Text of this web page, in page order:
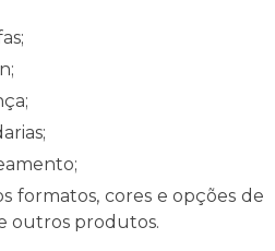
formatos, cores e opções de
outros produtos.